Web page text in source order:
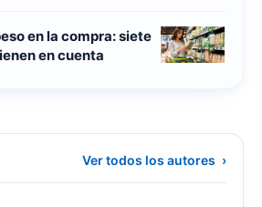
en la compra: siete
en cuenta
Ver todos los autores ›